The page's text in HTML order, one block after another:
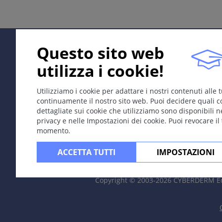
Eziologia; Patogenesi
Sintomi
Massa sottocutanea mobile, di consistenza molle. A
Localizzazione
Solitario, multiplo o disseminato.
Dermatopatologia
Tessuto adiposo, a volte racchiuso da una capsula di
Crescita lenta o stabile.
Questo sito web
utilizza i cookie!
Utilizziamo i cookie per adattare i nostri contenuti alle
continuamente il nostro sito web. Puoi decidere quali
dettagliate sui cookie che utilizziamo sono disponibili
privacy e nelle Impostazioni dei cookie. Puoi revocare
momento.
ACCETTA TUTTI IMPOSTAZIONI
Copyright © 2003-2026 CYBERDERM